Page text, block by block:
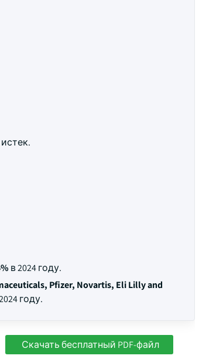
в 2024 году.
Pfizer, Novartis, Eli Lilly and
году.
Скачать бесплатный PDF-файл